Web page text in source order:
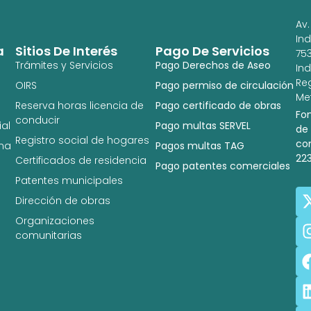
Pago De Servicios
Pago Derechos de Aseo
Pago permiso de circulación
Pago certificado de obras
Pago multas SERVEL
Pagos multas TAG
Pago patentes comerciales
Sitios De Interés
Trámites y Servicios
OIRS
Reserva horas licencia de
conducir
Registro social de hogares
Certificados de residencia
Patentes municipales
Dirección de obras
Organizaciones
comunitarias
Av.
de